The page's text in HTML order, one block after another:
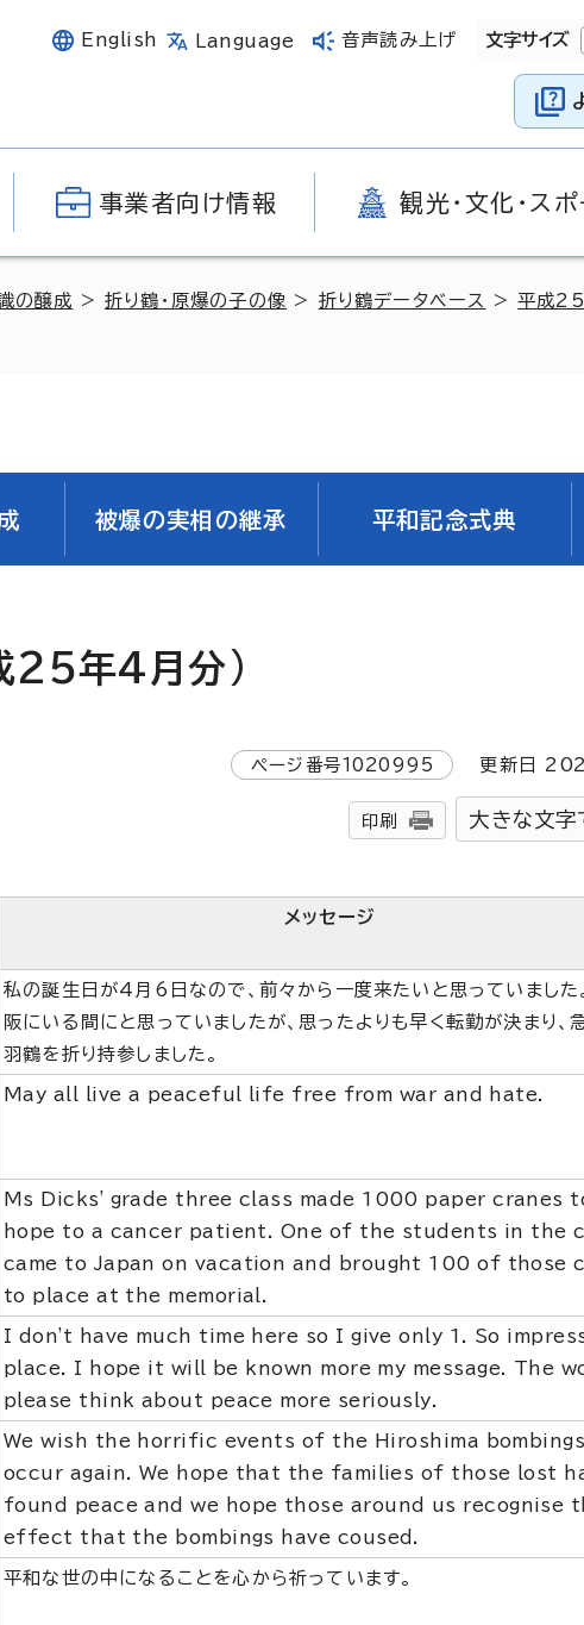
English Language 音声読み上げ 文字サイズ
事業者向け情報 観光・文化・ス
の醸成 >折り鶴・原爆の子の像 > 折り鶴データベース >平成25
被爆の実相の継承 平和記念式典
25年4月分)
ページ番号1020995 更新日
印刷 大きな文字
メッセージ
私の誕生日が4月6日なので、前々から一度来たいと思っていました
阪にいる間にと思っていましたが、思ったよりも早く転勤が決まり、
羽鶴を折り持参しました。
May all live a peaceful life free from war and hate.
Ms Dicks' grade three class made 1000 paper cranes
hope to a cancer patient. One of the students in the
came to Japan on vacation and brought 100 of those
to place at the memorial.
I don't have much time here so I give only 1. So
place. I hope it will be known more my message. The
please think about peace more seriously.
We wish the horrific events of the Hiroshima
occur again. We hope that the families of those lost
found peace and we hope those around us recognise
effect that the bombings have coused.
平和な世の中になることを心から祈っています。